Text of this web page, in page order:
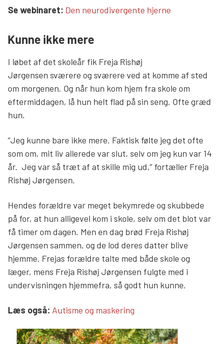
Læs mere links
Se webinaret: Den neurodivergente hjerne
Kunne ikke mere
I løbet af det skoleår fik Freja Rishøj
Jørgensen sværere og sværere ved at komme af sted
om morgenen. Og når hun kom hjem fra skole om
eftermiddagen, lå hun helt flad på sin seng. Ofte græd
hun.
“Jeg kunne bare ikke mere. Faktisk følte jeg det ofte
som om, mit liv allerede var slut, selv om jeg kun var 14
år. Jeg var så træt af at skille mig ud,” fortæller Freja
Rishøj Jørgensen.
Hendes forældre var meget bekymrede og skubbede
på for, at hun alligevel kom i skole, selv om det blot var
få timer om dagen. Men en dag brød Freja Rishøj
Jørgensen sammen, og de lod deres datter blive
hjemme. Frejas forældre talte med både skole og
læger, mens Freja Rishøj Jørgensen fulgte med i
undervisningen hjemmefra, så godt hun kunne.
Læs mere links
Læs også: Autisme og maskering